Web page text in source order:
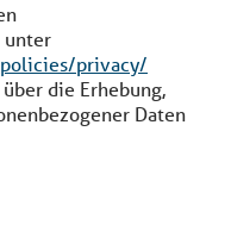
unter
privacy/
die Erhebung,
Daten